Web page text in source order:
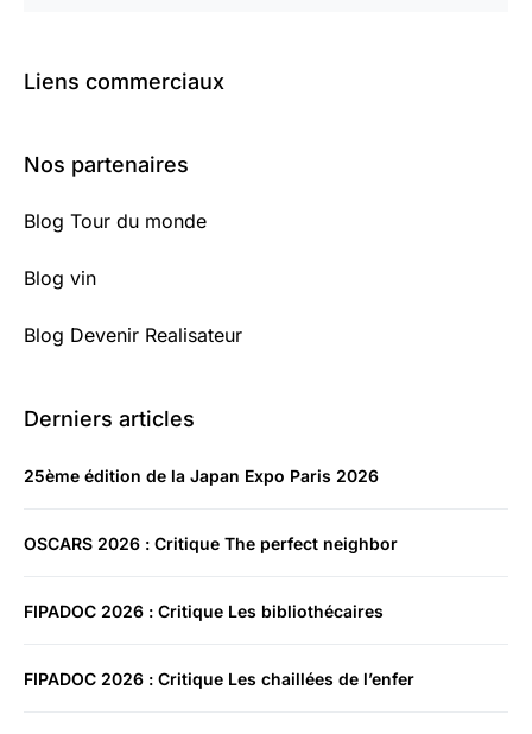
Liens commerciaux
Nos partenaires
Blog Tour du monde
Blog vin
Blog Devenir Realisateur
Derniers articles
25ème édition de la Japan Expo Paris 2026
OSCARS 2026 : Critique The perfect neighbor
FIPADOC 2026 : Critique Les bibliothécaires
FIPADOC 2026 : Critique Les chaillées de l’enfer